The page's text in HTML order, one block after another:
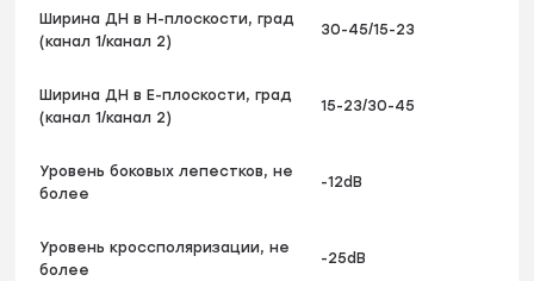
Ширина ДН в Н-плоскости, град
(канал 1/канал 2)
30-45/15-23
Ширина ДН в Е-плоскости, град
(канал 1/канал 2)
15-23/30-45
Уровень боковых лепестков, не
более
-12dB
Уровень кроссполяризации, не
более
-25dB